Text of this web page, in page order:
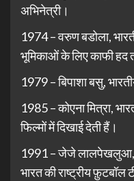
अभिनेत्री।
1974 – वरुण बडोला,
भूमिकाओं के लिए काफी हद
1979 – बिपाशा बसु,
1985 – कोएना मित्रा,
फिल्मों में दिखाई देती हैं।
1991 – जेजे लालपेखलुआ,
भारत की राष्ट्रीय